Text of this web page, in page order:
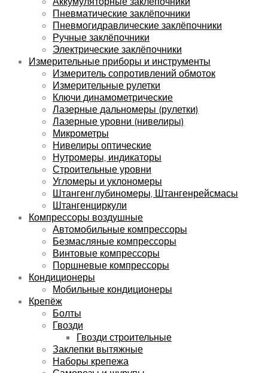
Пневматические заклёпочники
Пневмогидравлические заклёпочники
Ручные заклёпочники
Электрические заклёпочники
Измерительные приборы и инструменты
Измеритель сопротивлений обмоток
Измерительные рулетки
Ключи динамометрические
Лазерные дальномеры (рулетки)
Лазерные уровни (нивелиры)
Микрометры
Нивелиры оптические
Нутромеры, индикаторы
Строительные уровни
Угломеры и уклономеры
Штангенглубиномеры, Штангенрейсмасы
Штангенциркули
Компрессоры воздушные
Автомобильные компрессоры
Безмасляные компрессоры
Винтовые компрессоры
Поршневые компрессоры
Кондиционеры
Мобильные кондиционеры
Крепёж
Болты
Гвозди
Гвозди строительные
Заклепки вытяжные
Наборы крепежа